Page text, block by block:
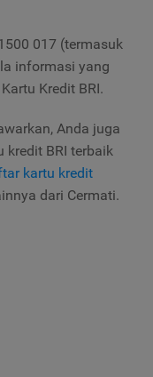
017 (termasuk
informasi yang
Kredit BRI.
Anda juga
kredit BRI terbaik
kartu kredit
dari Cermati.